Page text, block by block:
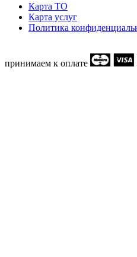
Карта ТO
Карта услуг
Политика
принимаем к оплате